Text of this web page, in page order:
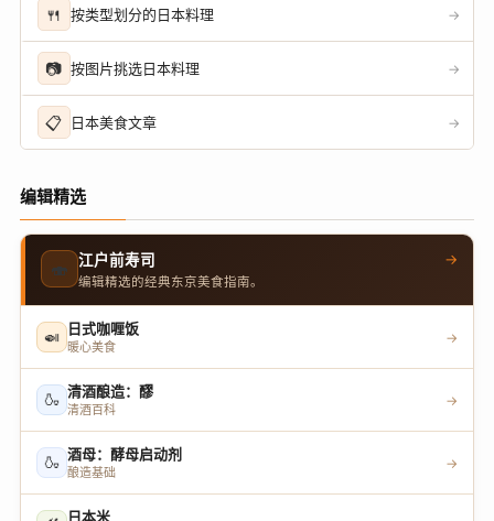
🍴 按类型划分的日本料理 →
📷 按图片挑选日本料理 →
📋 日本美食文章 →
编辑精选
🍣 江户前寿司
编辑精选的经典东京美食指南。
→
🍛 日式咖喱饭
暖心美食
→
🍶 清酒酿造：醪
清酒百科
→
🍶 酒母：酵母启动剂
酿造基础
→
日本米